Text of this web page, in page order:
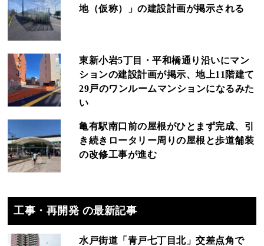
地（仮称）」の建設計画が掲示される
東新小岩5丁目・平和橋通り沿いにマン
ションの建設計画が掲示、地上11階建て
29戸のワンルームマンションになるみた
い
亀有駅南口前の屋根がひとまず完成、引
き続きロータリー周りの屋根と歩道舗装
の改修工事が進む
工事・再開発 の最新記事
水戸街道「青戸七丁目北」交差点角で